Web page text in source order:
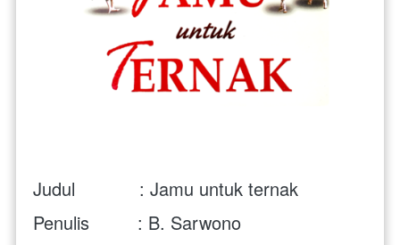
Judul            : Jamu untuk ternak
Penulis         : B. Sarwono